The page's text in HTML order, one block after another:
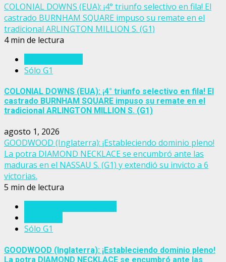
COLONIAL DOWNS (EUA): ¡4° triunfo selectivo en fila! El
castrado BURNHAM SQUARE impuso su remate en el
tradicional ARLINGTON MILLION S. (G1)
4 min de lectura
Sólo G1
COLONIAL DOWNS (EUA): ¡4° triunfo selectivo en fila! El
castrado BURNHAM SQUARE impuso su remate en el
tradicional ARLINGTON MILLION S. (G1)
agosto 1, 2026
GOODWOOD (Inglaterra): ¡Estableciendo dominio pleno!
La potra DIAMOND NECKLACE se encumbró ante las
maduras en el NASSAU S. (G1) y extendió su invicto a 6
victorias.
5 min de lectura
Sólo G1
GOODWOOD (Inglaterra): ¡Estableciendo dominio pleno!
La potra DIAMOND NECKLACE se encumbró ante las